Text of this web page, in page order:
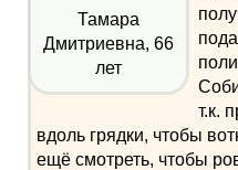
Тамара
Дмитриевна, 66
лет
т.к.
вдоль грядки, чтобы
ещё смотреть, чтобы